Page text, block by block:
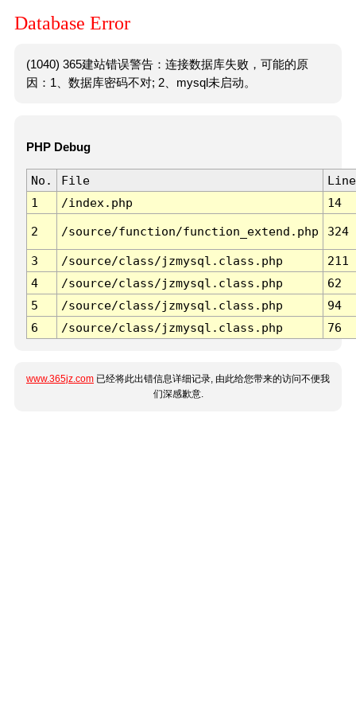
Database Error
(1040) 365建站错误警告：连接数据库失败，可能的原
因：1、数据库密码不对; 2、mysql未启动。
PHP Debug
No. File
Line
1
/index.php 14
2 /source/function/function_extend.php 324
3 /source/class/jzmysql.class.php
211
4
/source/class/jzmysql.class.php
62
5
/source/class/jzmysql.class.php
94
6
/source/class/jzmysql.class.php 76
www.365jz.com 已经将此出错信息详细记录, 由此给您带来的访问不便我
们深感歉意.